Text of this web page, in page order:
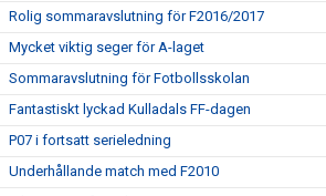
Rolig sommaravslutning för F2016/2017
Mycket viktig seger för A-laget
Sommaravslutning för Fotbollsskolan
Fantastiskt lyckad Kulladals FF-dagen
P07 i fortsatt serieledning
Underhållande match med F2010